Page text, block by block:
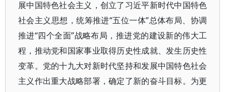
展中国特色社会主义，创立了习近平新时代中国特色
社会主义思想，统筹推进“五位一体”总体布局、协调
推进“四个全面”战略布局，推进党的建设新的伟大工
程，推动党和国家事业取得历史性成就、发生历史性
变革。党的十九大对新时代坚持和发展中国特色社会
主义作出重大战略部署，确定了新的奋斗目标。为更